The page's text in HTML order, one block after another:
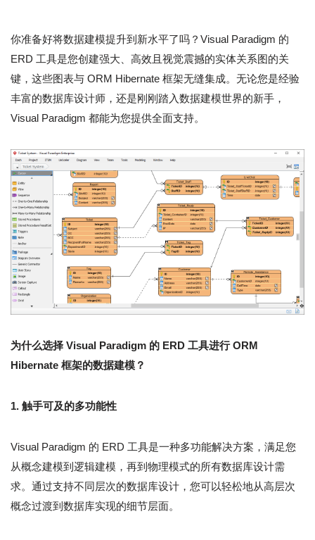
你准备好将数据建模提升到新水平了吗？Visual Paradigm 的
ERD 工具是您创建强大、高效且视觉震撼的实体关系图的关
键，这些图表与 ORM Hibernate 框架无缝集成。无论您是经验
丰富的数据库设计师，还是刚刚踏入数据建模世界的新手，
Visual Paradigm 都能为您提供全面支持。
为什么选择 Visual Paradigm 的 ERD 工具进行 ORM
Hibernate 框架的数据建模？
1. 触手可及的多功能性
Visual Paradigm 的 ERD 工具是一种多功能解决方案，满足您
从概念建模到逻辑建模，再到物理模式的所有数据库设计需
求。通过支持不同层次的数据库设计，您可以轻松地从高层次
概念过渡到数据库实现的细节层面。